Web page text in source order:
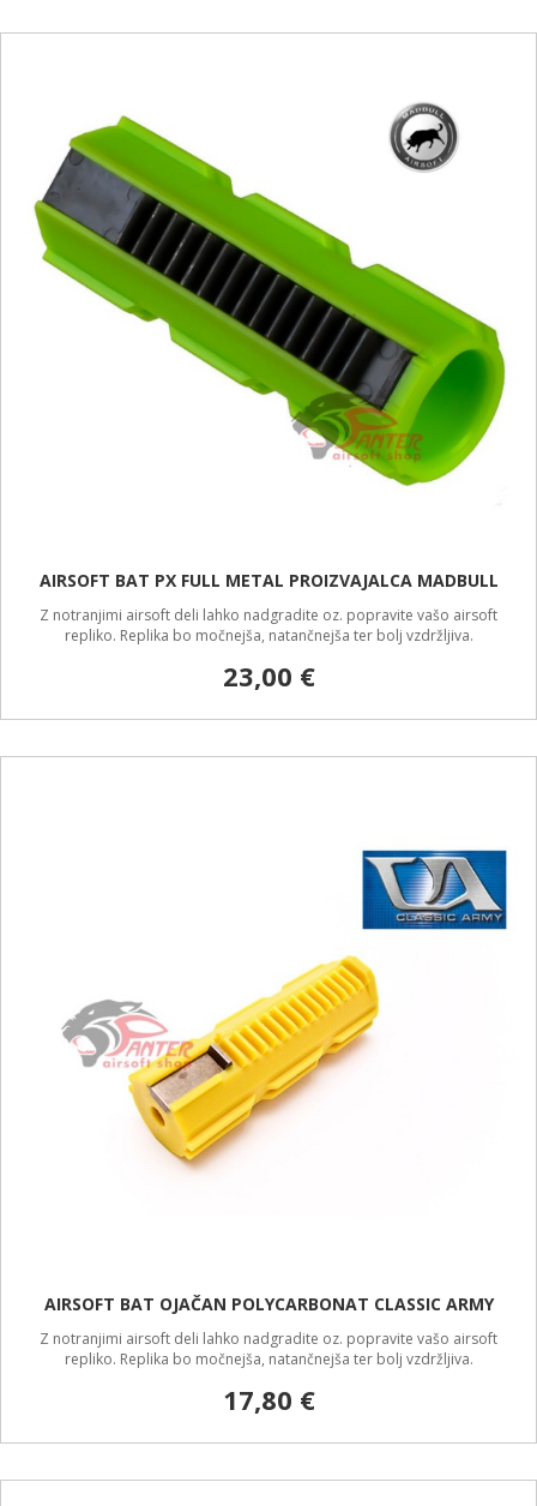
AIRSOFT BAT PX FULL METAL PROIZVAJALCA MADBULL
Z notranjimi airsoft deli lahko nadgradite oz. popravite vašo airsoft
repliko. Replika bo močnejša, natančnejša ter bolj vzdržljiva.
23,00 €
AIRSOFT BAT OJAČAN POLYCARBONAT CLASSIC ARMY
Z notranjimi airsoft deli lahko nadgradite oz. popravite vašo airsoft
repliko. Replika bo močnejša, natančnejša ter bolj vzdržljiva.
17,80 €